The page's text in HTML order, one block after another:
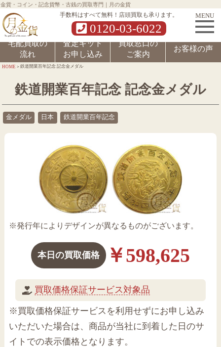
金貨・コイン・記念貨幣・古銭の買取専門｜月の金貨
手数料はすべて無料！店頭買取も承ります。
0120-03-6022
MENU
宅配買取の
流れ
査定キット
お申し込み
買取窓口の
ご案内
お客様の声
HOME >鉄道開業百年記念 記念金メダル
鉄道開業百年記念 記念金メダル
金メダル 日本 鉄道開業百年記念
※発行年によりデザインが異なるものがございます。
本日の買取価格 ￥598,625
買取価格保証サービス対象品
※買取価格保証サービスを利用せずにお申し込み
いただいた場合は、商品が当社に到着した日のサ
イトでの表示価格となります。